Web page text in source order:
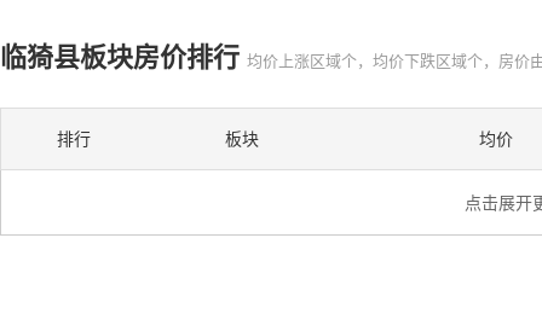
临猗县板块房价排行 均价上涨区域个，均价下跌区域个，房价
排行 板块 均价
点击展开